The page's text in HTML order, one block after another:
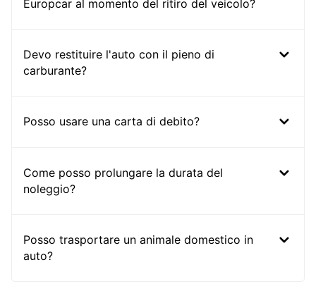
Europcar al momento del ritiro del veicolo?
Devo restituire l'auto con il pieno di
carburante?
Posso usare una carta di debito?
Come posso prolungare la durata del
noleggio?
Posso trasportare un animale domestico in
auto?